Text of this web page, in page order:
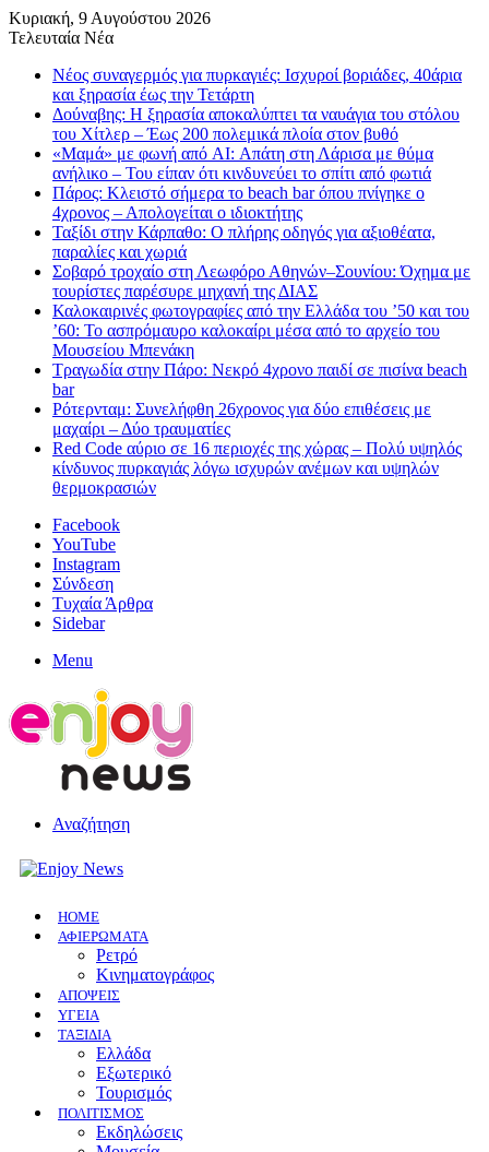
Κυριακή, 9 Αυγούστου 2026
Τελευταία Νέα
Νέος συναγερμός για πυρκαγιές: Ισχυροί βοριάδες, 40άρια
και ξηρασία έως την Τετάρτη
Δούναβης: Η ξηρασία αποκαλύπτει τα ναυάγια του στόλου
του Χίτλερ – Έως 200 πολεμικά πλοία στον βυθό
«Μαμά» με φωνή από AI: Απάτη στη Λάρισα με θύμα
ανήλικο – Του είπαν ότι κινδυνεύει το σπίτι από φωτιά
Πάρος: Κλειστό σήμερα το beach bar όπου πνίγηκε ο
4χρονος – Απολογείται ο ιδιοκτήτης
Ταξίδι στην Κάρπαθο: Ο πλήρης οδηγός για αξιοθέατα,
παραλίες και χωριά
Σοβαρό τροχαίο στη Λεωφόρο Αθηνών–Σουνίου: Όχημα με
τουρίστες παρέσυρε μηχανή της ΔΙΑΣ
Καλοκαιρινές φωτογραφίες από την Ελλάδα του ’50 και του
’60: Το ασπρόμαυρο καλοκαίρι μέσα από το αρχείο του
Μουσείου Μπενάκη
Τραγωδία στην Πάρο: Νεκρό 4χρονο παιδί σε πισίνα beach
bar
Ρότερνταμ: Συνελήφθη 26χρονος για δύο επιθέσεις με
μαχαίρι – Δύο τραυματίες
Red Code αύριο σε 16 περιοχές της χώρας – Πολύ υψηλός
κίνδυνος πυρκαγιάς λόγω ισχυρών ανέμων και υψηλών
θερμοκρασιών
Facebook
YouTube
Instagram
Σύνδεση
Τυχαία Άρθρα
Sidebar
Menu
Αναζήτηση
HOME
ΑΦΙΕΡΩΜΑΤΑ
Ρετρό
Κινηματογράφος
ΑΠΟΨΕΙΣ
ΥΓΕΙΑ
ΤΑΞΙΔΙΑ
Ελλάδα
Εξωτερικό
Τουρισμός
ΠΟΛΙΤΙΣΜΟΣ
Eκδηλώσεις